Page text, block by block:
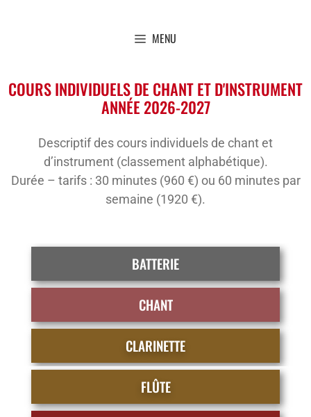
MENU
COURS INDIVIDUELS DE CHANT ET D'INSTRUMENT
ANNÉE 2026-2027
Descriptif des cours individuels de chant et
d’instrument (classement alphabétique).
Durée – tarifs : 30 minutes (960 €) ou 60 minutes par
semaine (1920 €).
BATTERIE
CHANT
CLARINETTE
FLÛTE